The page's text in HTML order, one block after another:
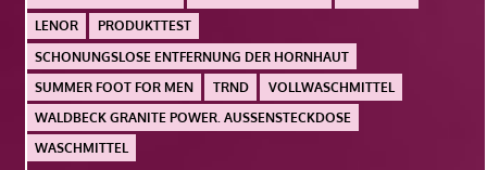
LENOR
PRODUKTTEST
SCHONUNGSLOSE ENTFERNUNG DER HORNHAUT
SUMMER FOOT FOR MEN
TRND
VOLLWASCHMITTEL
WALDBECK GRANITE POWER. AUSSENSTECKDOSE
WASCHMITTEL